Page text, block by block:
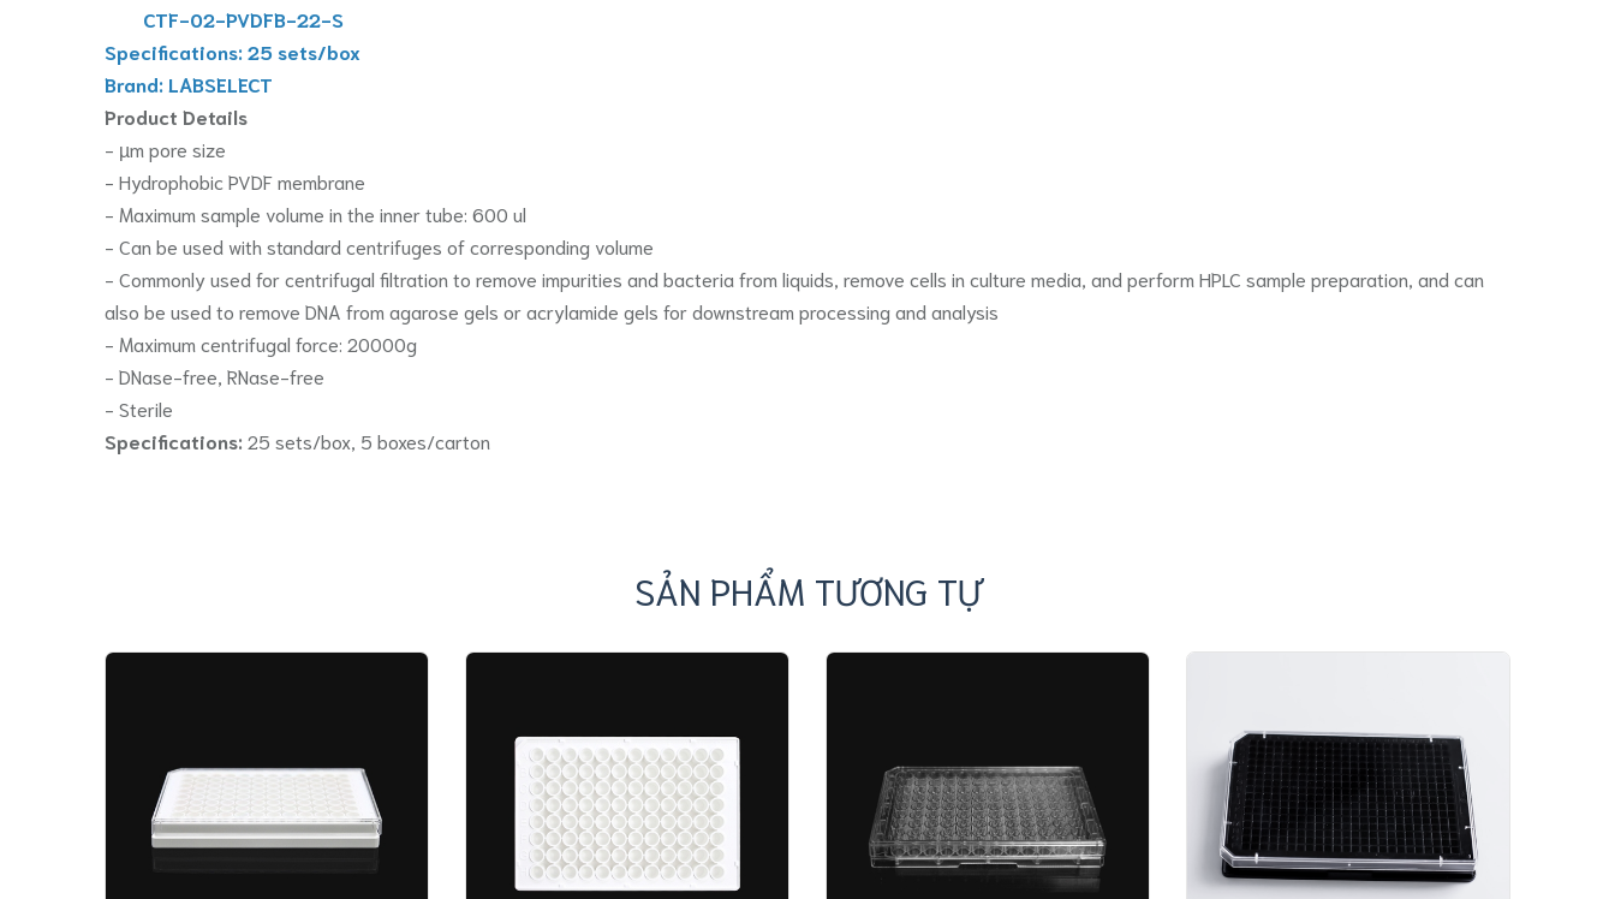
CTF-02-PVDFB-22-S
Specifications: 25 sets/box
Brand: LABSELECT
Product Details
- µm pore size
- Hydrophobic PVDF membrane
- Maximum sample volume in the inner tube: 600 ul
- Can be used with standard centrifuges of corresponding volume
- Commonly used for centrifugal filtration to remove impurities and bacteria from liquids, remove cells in culture media, and perform HPLC sample preparation, and can
also be used to remove DNA from agarose gels or acrylamide gels for downstream processing and analysis
- Maximum centrifugal force: 20000g
- DNase-free, RNase-free
- Sterile
Specifications: 25 sets/box, 5 boxes/carton
SẢN PHẨM TƯƠNG TỰ